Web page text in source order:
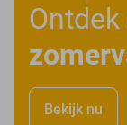
Bekijk nu